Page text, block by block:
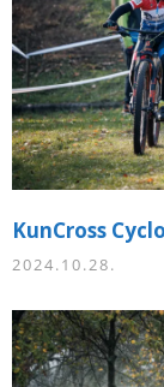
KunCross
2024.10.28.